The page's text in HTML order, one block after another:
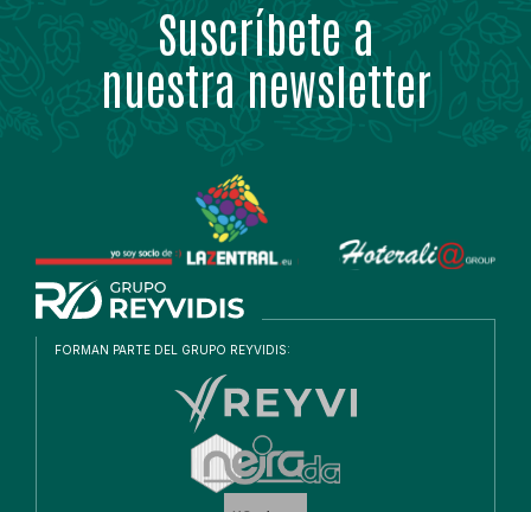
Suscríbete a
nuestra newsletter
FORMAN PARTE DEL GRUPO REYVIDIS: